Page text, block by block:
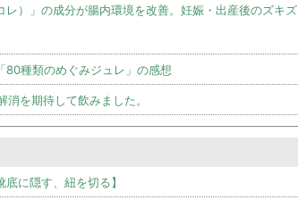
）」の成分が腸内環境を改善。妊娠・出産後のズキズ
80種類のめぐみジュレ」の感想
を期待して飲みました。
に隠す、紐を切る】